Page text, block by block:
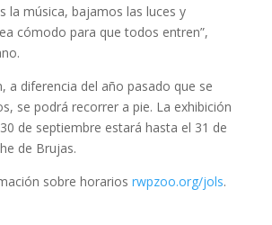
la música, bajamos las luces y
cómodo para que todos entren”,
a diferencia del año pasado que se
se podrá recorrer a pie. La exhibición
de septiembre estará hasta el 31 de
de Brujas.
sobre horarios rwpzoo.org/jols.